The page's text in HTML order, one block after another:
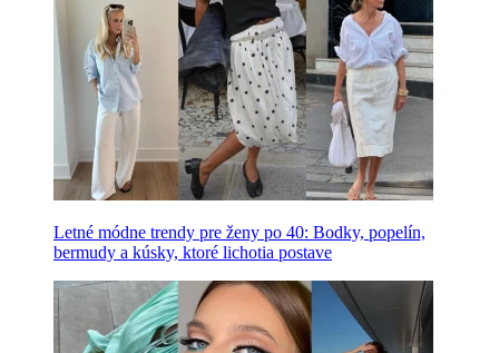
Letné módne trendy pre ženy po 40: Bodky, popelín,
bermudy a kúsky, ktoré lichotia postave